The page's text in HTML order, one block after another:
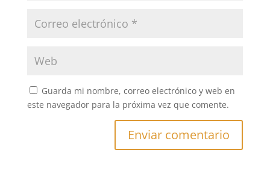
Guarda mi nombre, correo electrónico y web en
este navegador para la próxima vez que comente.